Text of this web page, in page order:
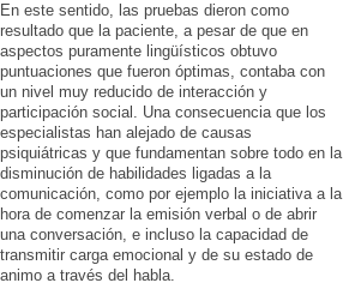
En este sentido, las pruebas dieron como
resultado que la paciente, a pesar de que en
aspectos puramente lingüísticos obtuvo
puntuaciones que fueron óptimas, contaba con
un nivel muy reducido de interacción y
participación social. Una consecuencia que los
especialistas han alejado de causas
psiquiátricas y que fundamentan sobre todo en la
disminución de habilidades ligadas a la
comunicación, como por ejemplo la iniciativa a la
hora de comenzar la emisión verbal o de abrir
una conversación, e incluso la capacidad de
transmitir carga emocional y de su estado de
animo a través del habla.